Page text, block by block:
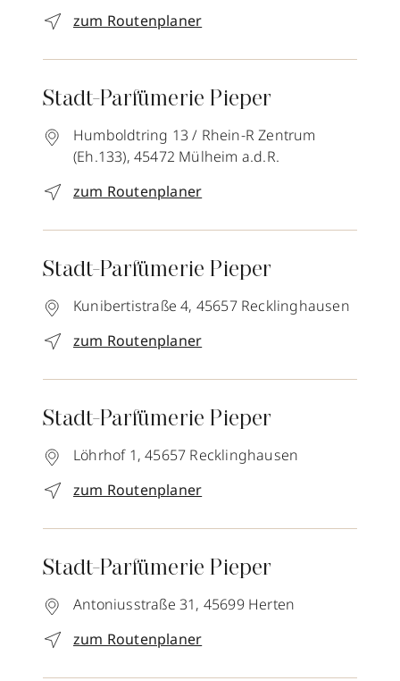
zum Routenplaner
Stadt-Parfümerie Pieper
Humboldtring 13 / Rhein-R Zentrum
(Eh.133), 45472 Mülheim a.d.R.
zum Routenplaner
Stadt-Parfümerie Pieper
Kunibertistraße 4, 45657 Recklinghausen
zum Routenplaner
Stadt-Parfümerie Pieper
Löhrhof 1, 45657 Recklinghausen
zum Routenplaner
Stadt-Parfümerie Pieper
Antoniusstraße 31, 45699 Herten
zum Routenplaner